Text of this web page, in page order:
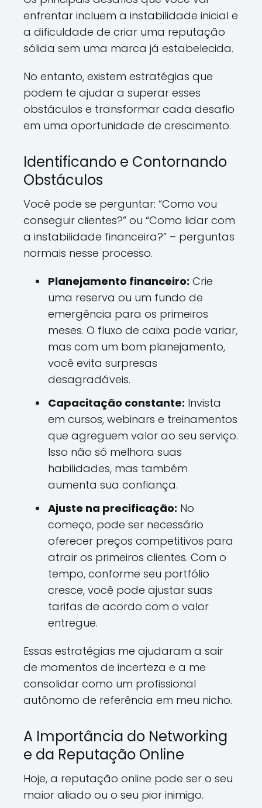
enfrentar incluem a instabilidade inicial e
a dificuldade de criar uma reputação
sólida sem uma marca já estabelecida.
No entanto, existem estratégias que
podem te ajudar a superar esses
obstáculos e transformar cada desafio
em uma oportunidade de crescimento.
Identificando e Contornando
Obstáculos
Você pode se perguntar: “Como vou
conseguir clientes?” ou “Como lidar com
a instabilidade financeira?” – perguntas
normais nesse processo.
Planejamento financeiro: Crie
uma reserva ou um fundo de
emergência para os primeiros
meses. O fluxo de caixa pode variar,
mas com um bom planejamento,
você evita surpresas
desagradáveis.
Capacitação constante: Invista
em cursos, webinars e treinamentos
que agreguem valor ao seu serviço.
Isso não só melhora suas
habilidades, mas também
aumenta sua confiança.
Ajuste na precificação: No
começo, pode ser necessário
oferecer preços competitivos para
atrair os primeiros clientes. Com o
tempo, conforme seu portfólio
cresce, você pode ajustar suas
tarifas de acordo com o valor
entregue.
Essas estratégias me ajudaram a sair
de momentos de incerteza e a me
consolidar como um profissional
autônomo de referência em meu nicho.
A Importância do Networking
e da Reputação Online
Hoje, a reputação online pode ser o seu
maior aliado ou o seu pior inimigo.